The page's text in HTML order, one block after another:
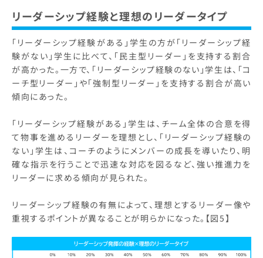
リーダーシップ経験と理想のリーダータイプ
「リーダーシップ経験がある」学生の方が「リーダーシップ経
験がない」学生に比べて、「民主型リーダー」を支持する割合
が高かった。一方で、「リーダーシップ経験のない」学生は、「コ
ーチ型リーダー」や「強制型リーダー」を支持する割合が高い
傾向にあった。
「リーダーシップ経験がある」学生は、チーム全体の合意を得
て物事を進めるリーダーを理想とし、「リーダーシップ経験の
ない」学生は、コーチのようにメンバーの成長を導いたり、明
確な指示を行うことで迅速な対応を図るなど、強い推進力を
リーダーに求める傾向が見られた。
リーダーシップ経験の有無によって、理想とするリーダー像や
重視するポイントが異なることが明らかになった。【図5】